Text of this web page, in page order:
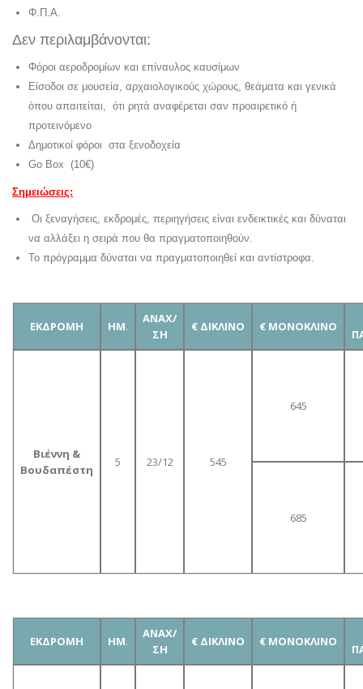
Φ.Π.Α.
Δεν περιλαμβάνονται:
Φόροι αεροδρομίων και επίναυλος καυσίμων
Είσοδοι σε μουσεία, αρχαιολογικούς χώρους, θεάματα και γενικά
όπου απαιτείται, ότι ρητά αναφέρεται σαν προαιρετικό ή
προτεινόμενο
Δημοτικοί φόροι στα ξενοδοχεία
Go Box (10€)
Σημειώσεις:
Οι ξεναγήσεις, εκδρομές, περιηγήσεις είναι ενδεικτικές και δύναται
να αλλάξει η σειρά που θα πραγματοποιηθούν.
Το πρόγραμμα δύναται να πραγματοποιηθεί και αντίστροφα.
ΕΚΔΡΟΜΗ ΗΜ.
ΑΝΑΧ/
ΣΗ
€ ΔΙΚΛΙΝΟ € ΜΟΝΟΚΛΙΝΟ
Βιέννη &
Βουδαπέστη
5 23/12 545
645
685
ΕΚΔΡΟΜΗ ΗΜ.
ΑΝΑΧ/
ΣΗ
€ ΔΙΚΛΙΝΟ € ΜΟΝΟΚΛΙΝΟ